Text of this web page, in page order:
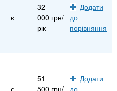
є
32
000 грн/
рік
Додати
до
порівняння
є
51
500 грн/
Додати
до